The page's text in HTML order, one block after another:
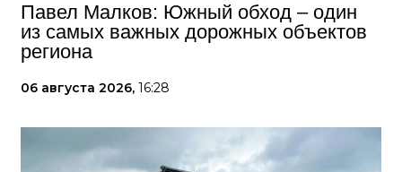
Павел Малков: Южный обход – один
из самых важных дорожных объектов
региона
06 августа 2026, 16:28